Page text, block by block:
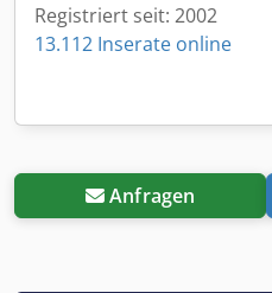
Registriert seit: 2002
13.112 Inserate online
Anfragen